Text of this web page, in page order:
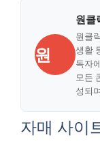
원
원클
원클
생활
독자
모든
성되
자매 사이